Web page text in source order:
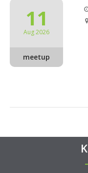
11
Aug 2026
meetup